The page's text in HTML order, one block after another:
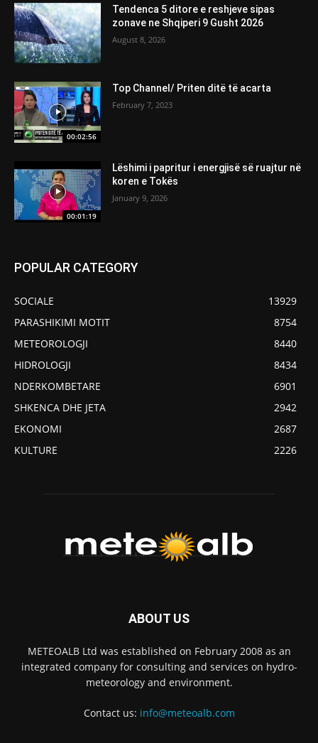
Tendenca 5 ditore e reshjeve sipas
zonave ne Shqiperi 9 Gusht 2026
August 8, 2026
00:02:56
Top Channel/ Priten ditë të acarta
February 7, 2023
00:01:19
Lëshimi i papritur i energjisë së ruajtur në
koren e Tokës
January 9, 2026
POPULAR CATEGORY
SOCIALE
13929
PARASHIKIMI MOTIT
8754
METEOROLOGJI
8440
HIDROLOGJI
8434
NDERKOMBETARE
6901
SHKENCA DHE JETA
2942
EKONOMI
2687
KULTURE
2226
ABOUT US
METEOALB Ltd was established on February 2008 as an
integrated company for consulting and services on hydro-
meteorology and environment.
Contact us: info@meteoalb.com